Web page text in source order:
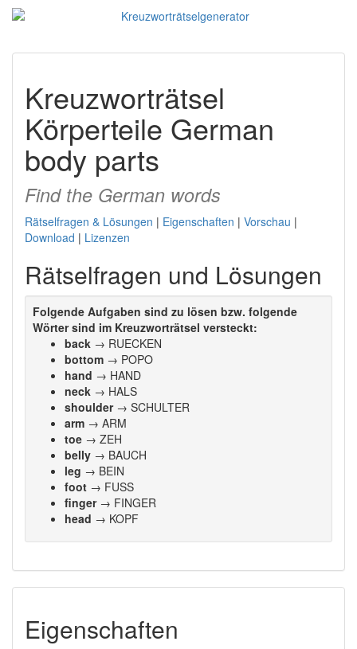
Kreuzworträtsel
Körperteile German
body parts
Find the German words
Rätselfragen & Lösungen | Eigenschaften | Vorschau |
Download | Lizenzen
Rätselfragen und Lösungen
Folgende Aufgaben sind zu lösen bzw. folgende
Wörter sind im Kreuzworträtsel versteckt:
back → RUECKEN
bottom → POPO
hand → HAND
neck → HALS
shoulder→ SCHULTER
arm → ARM
toe → ZEH
belly → BAUCH
leg → BEIN
foot → FUSS
finger→ FINGER
head → KOPF
Eigenschaften